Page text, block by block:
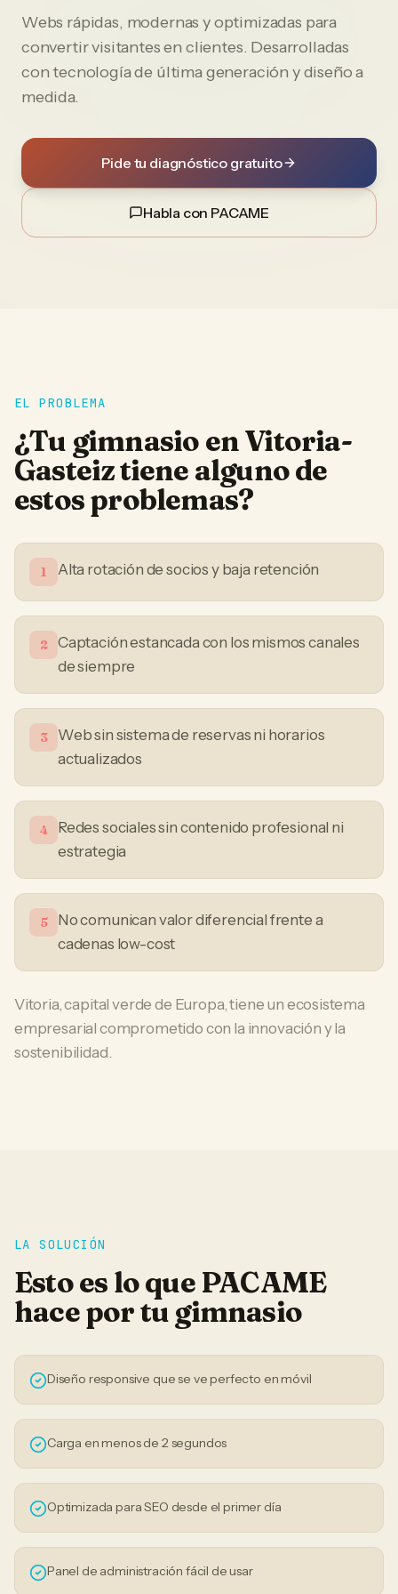
Webs rápidas, modernas y optimizadas para
convertir visitantes en clientes. Desarrolladas
con tecnología de última generación y diseño a
medida.
Pide tu diagnóstico gratuito
Habla con PACAME
EL PROBLEMA
¿Tu gimnasio enVitoria-
Gasteiztiene alguno de
estos problemas?
1 Alta rotación de socios y baja retención
2
Captación estancada con los mismos canales
de siempre
3
Web sin sistema de reservas ni horarios
actualizados
4
Redes sociales sin contenido profesional ni
estrategia
5
No comunican valor diferencial frente a
cadenas low-cost
Vitoria, capital verde de Europa, tiene un ecosistema
empresarial comprometido con la innovación y la
sostenibilidad.
LA SOLUCIÓN
Esto es lo que PACAME
hace por tu gimnasio
Diseño responsive que se ve perfecto en móvil
Carga en menos de 2 segundos
Optimizada para SEO desde el primer día
Panel de administración fácil de usar